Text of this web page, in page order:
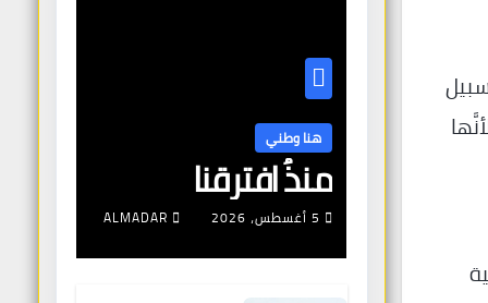
سبيل
هنا وطني
منذُ افترقنا
5 أغسطس، 2026 ALMADAR